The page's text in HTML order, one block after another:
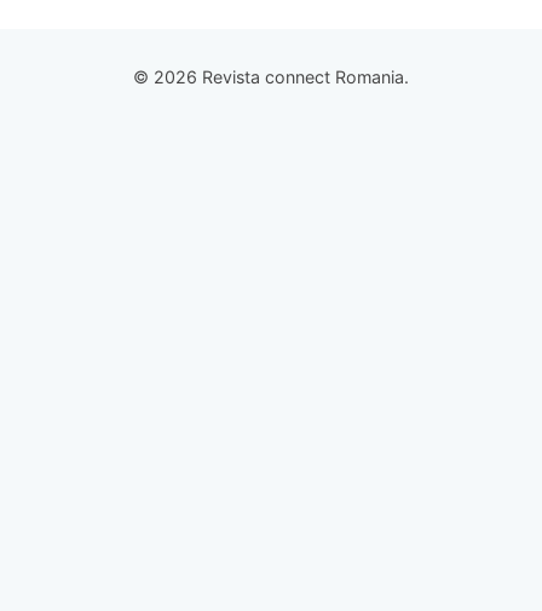
© 2026 Revista connect Romania.